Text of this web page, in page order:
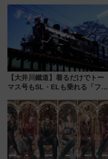
に開催決定
【大井川鐵道】着るだけでトー
マス号もSL・ELも乗れる「フリ
受注販売